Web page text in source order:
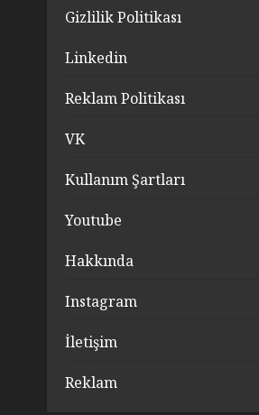
Gizlilik Politikası
Linkedin
Reklam Politikası
VK
Kullanım Şartları
Youtube
Hakkında
Instagram
İletişim
Reklam